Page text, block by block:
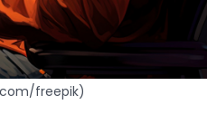
freepik)